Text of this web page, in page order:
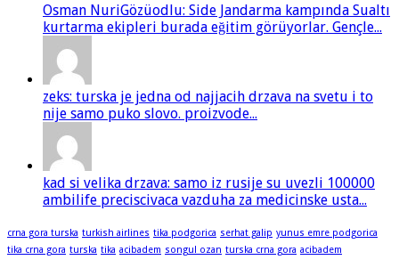
Osman NuriGözüodlu: Side Jandarma kampında Sualtı
kurtarma ekipleri burada eğitim görüyorlar. Gençle...
zeks: turska je jedna od najjacih drzava na svetu i to
nije samo puko slovo. proizvode...
kad si velika drzava: samo iz rusije su uvezli 100000
ambilife preciscivaca vazduha za medicinske usta...
crna gora turska turkish airlines tika podgorica serhat galip yunus emre podgorica
tika crna gora turska tika acibadem songul ozan turska crna gora acibadem